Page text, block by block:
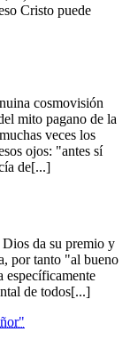
Cristo puede
cosmovisión
mito pagano de la
veces los
ojos: "antes sí
de[...]
da su premio y
por tanto "al bueno
específicamente
de todos[...]